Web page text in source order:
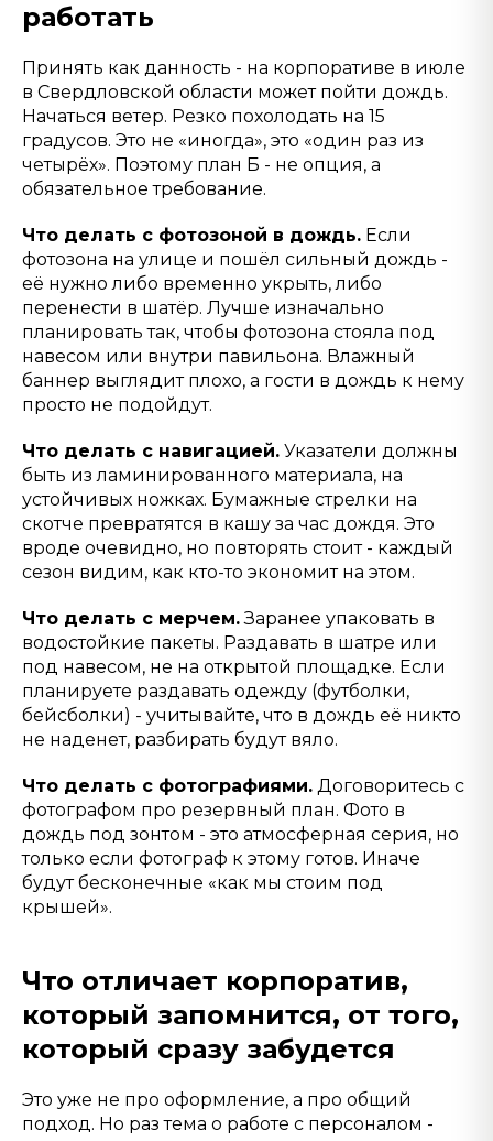
работать
Принять как данность - на корпоративе в июле
в Свердловской области может пойти дождь.
Начаться ветер. Резко похолодать на 15
градусов. Это не «иногда», это «один раз из
четырёх». Поэтому план Б - не опция, а
обязательное требование.
Что делать с фотозоной в дождь. Если
фотозона на улице и пошёл сильный дождь -
её нужно либо временно укрыть, либо
перенести в шатёр. Лучше изначально
планировать так, чтобы фотозона стояла под
навесом или внутри павильона. Влажный
баннер выглядит плохо, а гости в дождь к нему
просто не подойдут.
Что делать с навигацией. Указатели должны
быть из ламинированного материала, на
устойчивых ножках. Бумажные стрелки на
скотче превратятся в кашу за час дождя. Это
вроде очевидно, но повторять стоит - каждый
сезон видим, как кто-то экономит на этом.
Что делать с мерчем.Заранее упаковать в
водостойкие пакеты. Раздавать в шатре или
под навесом, не на открытой площадке. Если
планируете раздавать одежду (футболки,
бейсболки) - учитывайте, что в дождь её никто
не наденет, разбирать будут вяло.
Что делать с фотографиями. Договоритесь с
фотографом про резервный план. Фото в
дождь под зонтом - это атмосферная серия, но
только если фотограф к этому готов. Иначе
будут бесконечные «как мы стоим под
крышей».
Что отличает корпоратив,
который запомнится, от того,
который сразу забудется
Это уже не про оформление, а про общий
подход. Но раз тема о работе с персоналом -